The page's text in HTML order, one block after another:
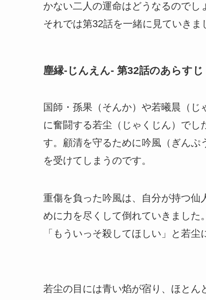
かない二人の運命はどうなるのでし
それでは第32話を一緒に見ていきま
塵縁-じんえん- 第32話のあらすじ
国師・孫果（そんか）や若曦晨（
に奮闘する若尘（じゃくじん）でし
す。顧清を守るために吟風（ぎんぷ
を受けてしまうのです。
重傷を負った吟風は、自分が持つ仙
めに力を尽くして倒れていきました
「もういっそ殺してほしい」と若尘
若尘の目には青い焰が宿り、ほと